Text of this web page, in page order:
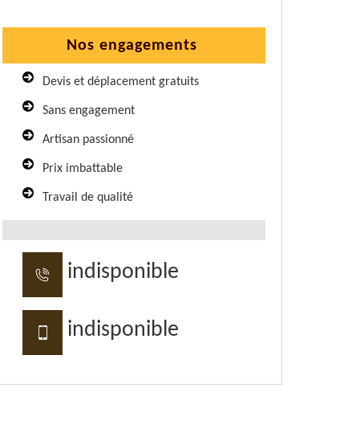
Nos engagements
Devis et déplacement gratuits
Sans engagement
Artisan passionné
Prix imbattable
Travail de qualité
indisponible
indisponible